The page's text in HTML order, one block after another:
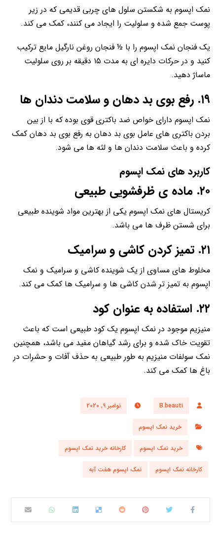
نمک اپسوم به شکستن سلول های چربی قدیمی که در زیر
پوست جمع شده و سلولیت را ایجاد می کنند، کمک می کند.
یک فنجان نمک اپسوم را با ½ فنجان روغن نارگیل مایع ترکیب
کنید و در حرکات دایره ای به مدت ۱۵ دقیقه بر روی سلولیت
ماساژ دهید.
۱۹. رفع بوی بد دهان و سلامت دندان ها
نمک اپسوم دارای خواص ضد باکتری قوی بوده که با از بین
بردن باکتری های عامل بوی بد دهان به رفع بوی بد دهان کمک
کرده و باعث سلامت دندان ها و لثه ها می شود.
کاربرد های نمک اپسوم
۲۰. ماده ی ظرفشویی طبیعی
کریستال های نمک اپسوم یکی از بهترین مواد شوینده طبیعی
برای شستن ظرف ها می باشد.
۲۱. تمیز کردن کاشی و سرامیک
مخلوط های مساوی از یک شوینده کاشی و سرامیک و نمک
اپسوم به تمیز تر شدن کاشی ها و سرامیک ها کمک می کند.
۲۲. استفاده به عنوان کود
منیزیم موجود در نمک اپسوم یک کود طبیعی است که باعث
تقویت خاک شده و برای رشد گیاهان مفید می باشد، همچنین
نمک سولفات منیزیم به طور طبیعی به حذف آفات و حشرات در
باغ ها کمک می کند.
B.beauti نوامبر 9, 2020
خرید نمک اپسوم
خرید نمک اپسوم کارخانه خرید نمک اپسوم
کارخانه نمک اپسوم نمک اپسوم هفت آبه